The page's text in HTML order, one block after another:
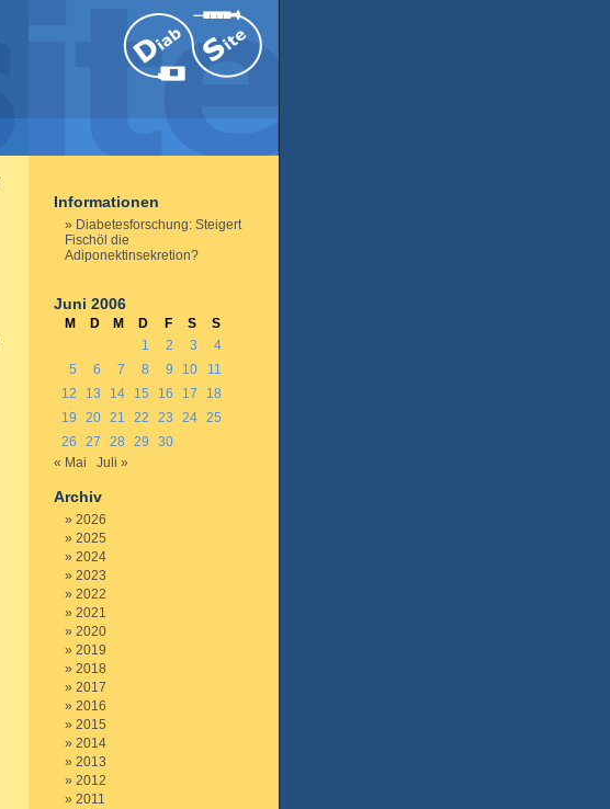
Informationen
Diabetesforschung: Steigert
Fischöl die
Adiponektinsekretion?
Juni 2006
M D M D F S
S
1
2 3
4
5
6 7 8 9 10
11
12
13 14 15 16 17
18
19
20 21 22 23 24 25
26
27 28 29
30
« Mai
Juli »
Archiv
2026
2025
2024
2023
2022
2021
2020
2019
2018
2017
2016
2015
2014
2013
2012
2011